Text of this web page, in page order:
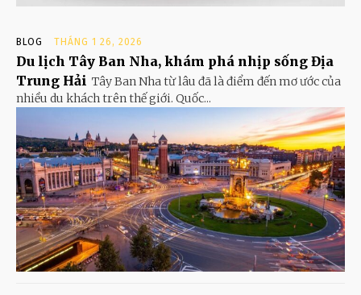
BLOG THÁNG 1 26, 2026
Du lịch Tây Ban Nha, khám phá nhịp sống Địa
Trung Hải Tây Ban Nha từ lâu đã là điểm đến mơ ước của
nhiều du khách trên thế giới. Quốc...